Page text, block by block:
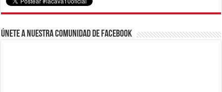
Únete a nuestra comunidad de Facebook